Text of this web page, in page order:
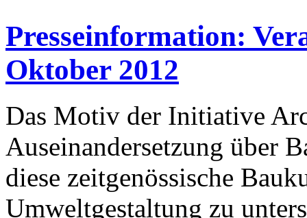
Presseinformation:
Oktober 2012
Das Motiv der Initiative
Auseinandersetzung über
diese zeitgenössische
Umweltgestaltung zu